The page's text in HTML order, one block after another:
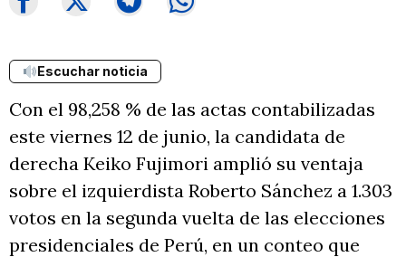
Escuchar noticia
Con el 98,258 % de las actas contabilizadas
este viernes 12 de junio, la candidata de
derecha Keiko Fujimori amplió su ventaja
sobre el izquierdista Roberto Sánchez a 1.303
votos en la segunda vuelta de las elecciones
presidenciales de Perú, en un conteo que